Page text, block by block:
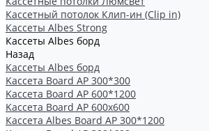
Кассетный потолок Клип-ин (Clip in)
Кассеты Albes Strong
Кассеты Albes борд
Назад
Кассеты Albes борд
Kассета Board AP 300*300
Kассета Board AP 600*1200
Kассета Board AP 600x600
Кассетa Albes Board AP 300*1200